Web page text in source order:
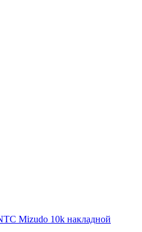
Mizudo 10k накладной